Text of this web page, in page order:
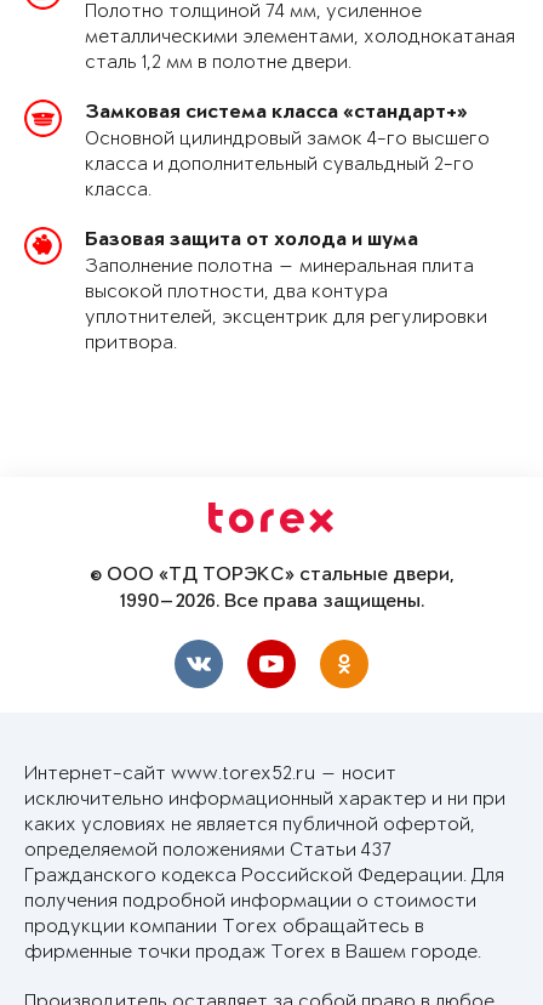
Полотно толщиной 74 мм, усиленное
металлическими элементами, холоднокатаная
сталь 1,2 мм в полотне двери.
Замковая система класса «стандарт+»
Основной цилиндровый замок 4-го высшего
класса и дополнительный сувальдный 2-го
класса.
Базовая защита от холода и шума
Заполнение полотна — минеральная плита
высокой плотности, два контура
уплотнителей, эксцентрик для регулировки
притвора.
© ООО «ТД ТОРЭКС» стальные двери,
1990—2026. Все права защищены.
Интернет-сайт www.torex52.ru — носит
исключительно информационный характер и ни при
каких условиях не является публичной офертой,
определяемой положениями Статьи 437
Гражданского кодекса Российской Федерации. Для
получения подробной информации о стоимости
продукции компании Torex обращайтесь в
фирменные точки продаж Torex в Вашем городе.